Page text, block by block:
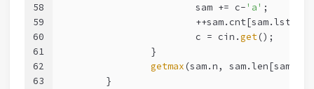
58
59
60
61
62
63
			sam += c-
'a' ;
			++sam.cnt[sam.lst];
			c = cin.
get();
		}
getmax (sam.n,
	}